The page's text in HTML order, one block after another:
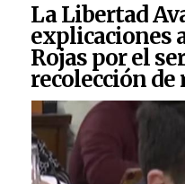
La Libertad
explicaciones
Rojas por el
recolección de